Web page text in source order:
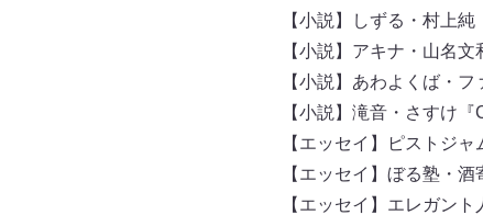
【小説】しずる・村上純
【小説】アキナ・山名文
【小説】あわよくば・
【小説】滝音・さすけ『
【エッセイ】ピストジ
【エッセイ】ぼる塾・
【エッセイ】エレガン